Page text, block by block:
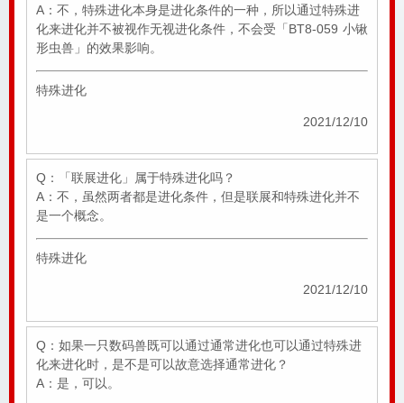
A：不，特殊进化本身是进化条件的一种，所以通过特殊进
化来进化并不被视作无视进化条件，不会受「BT8-059 小锹
形虫兽」的效果影响。
特殊进化
2021/12/10
Q：「联展进化」属于特殊进化吗？
A：不，虽然两者都是进化条件，但是联展和特殊进化并不
是一个概念。
特殊进化
2021/12/10
Q：如果一只数码兽既可以通过通常进化也可以通过特殊进
化来进化时，是不是可以故意选择通常进化？
A：是，可以。